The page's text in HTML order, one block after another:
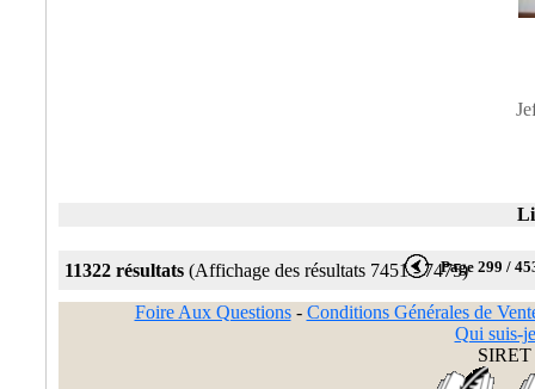
11322 résultats (Affichage des résultats 7451 - 7475)Page 299 /
Foire Aux Questions- Conditions Générales de
Qui suis-
SIRET